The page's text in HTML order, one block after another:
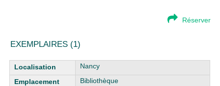
Réserver
EXEMPLAIRES (1)
Liste des exemplaires
Nancy
Bibliothèque